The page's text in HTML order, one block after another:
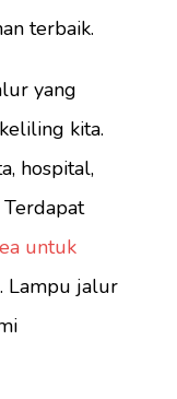
terbaik.
yang
kita.
hospital,
untuk
Lampu jalur